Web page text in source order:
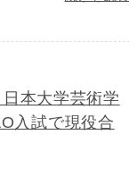
本大学芸術学
入試で現役合